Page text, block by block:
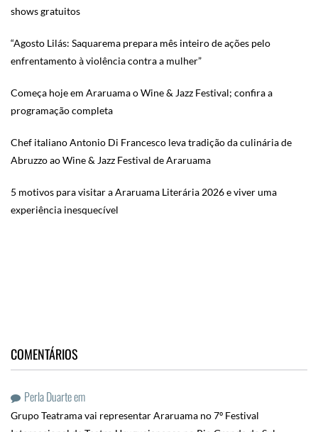
shows gratuitos
“Agosto Lilás: Saquarema prepara mês inteiro de ações pelo
enfrentamento à violência contra a mulher”
Começa hoje em Araruama o Wine & Jazz Festival; confira a
programação completa
Chef italiano Antonio Di Francesco leva tradição da culinária de
Abruzzo ao Wine & Jazz Festival de Araruama
5 motivos para visitar a Araruama Literária 2026 e viver uma
experiência inesquecível
COMENTÁRIOS
Perla Duarteem
Grupo Teatrama vai representar Araruama no 7º Festival